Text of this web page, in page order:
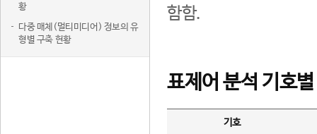
황
다중 매체(멀티미디어) 정보의 유
형별 구축 현황
함함.
표제어 분석 기호
기호